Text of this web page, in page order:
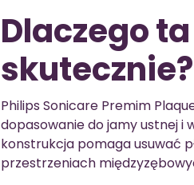
Dlaczego
skutecznie?
Philips Sonicare Premim
dopasowanie do jamy ustnej i
konstrukcja pomaga usuwać
przestrzeniach